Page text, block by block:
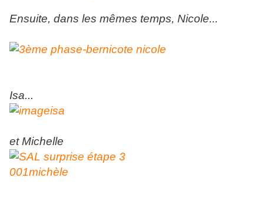
Ensuite, dans les mêmes temps, Nicole...
Isa...
et Michelle